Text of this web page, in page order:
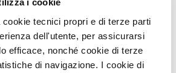
tecnici propri e di terze parti
dell'utente, per assicurarsi
efficace, nonché cookie di terze
di navigazione. I cookie di